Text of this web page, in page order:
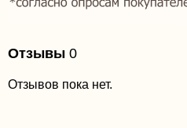
Отзывы 0
Отзывов пока нет.